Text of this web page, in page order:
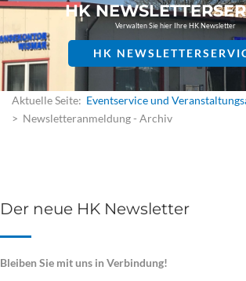
HK
Verwalten Sie hier Ihre HK Newsletter
HK
Aktuelle Seite: Eventservice und
> Newsletteranmeldung - Archiv
Der neue HK Newsletter
Bleiben Sie mit uns in Verbindung!